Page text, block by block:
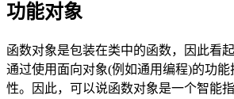
功能对象
函数对象是包装在类中的函数，因此看
通过使用面向对象(例如通用编程)的功
性。因此，可以说函数对象是一个智能